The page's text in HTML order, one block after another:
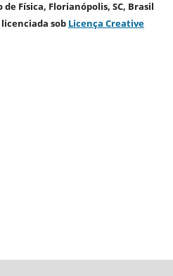
Física, Florianópolis, SC, Brasil
licenciada sob Licença Creative